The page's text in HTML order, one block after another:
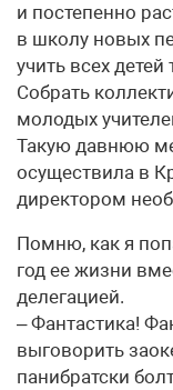
и постепенно
в школу новых
учить всех
Собрать
молодых
Такую давнюю
осуществила в
директором
Помню, как я
год ее жизни
делегацией.
– Фантастика!
выговорить
панибратски